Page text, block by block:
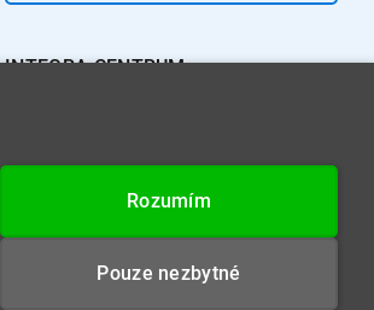
INTEGRA CENTRUM s.r.o.
DIČ: CZ26234203Rozumím
Pouze nezbytné